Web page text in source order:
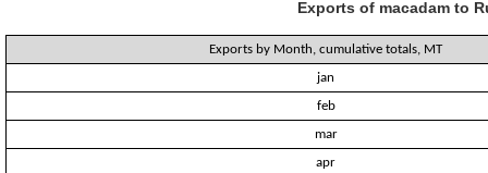
Exports of macadam to
Exports by Month, cumulative totals, MT
jan
feb
mar
apr